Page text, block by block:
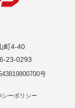
町4-40
23-0293
号
シーポリシー